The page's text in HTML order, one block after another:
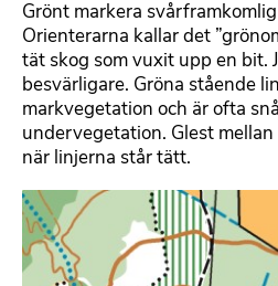
r
m
a
t
t
e
r
b
a
r
t
Grönt markera
Orienterarna kallar det
tät skog som vuxit upp en bit.
besvärligare. Gröna stående
markvegetation och är ofta
undervegetation. Glest
när linjerna står tätt.
B
i
l
d